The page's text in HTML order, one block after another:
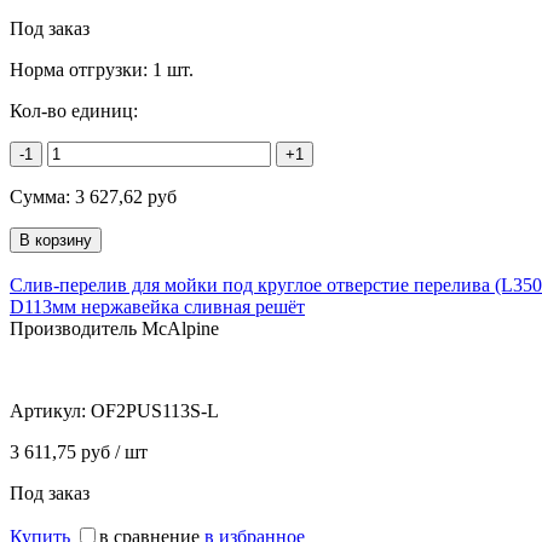
Под заказ
Норма отгрузки: 1 шт.
Кол-во единиц:
-1 +1
Сумма: 3 627,62 руб
Слив-перелив для мойки под круглое отверстие перелива
D113мм нержавейка сливная решёт
Производитель McAlpine
Артикул: OF2PUS113S-L
3 611,75 руб / шт
Под заказ
Купить в сравнение в избранное